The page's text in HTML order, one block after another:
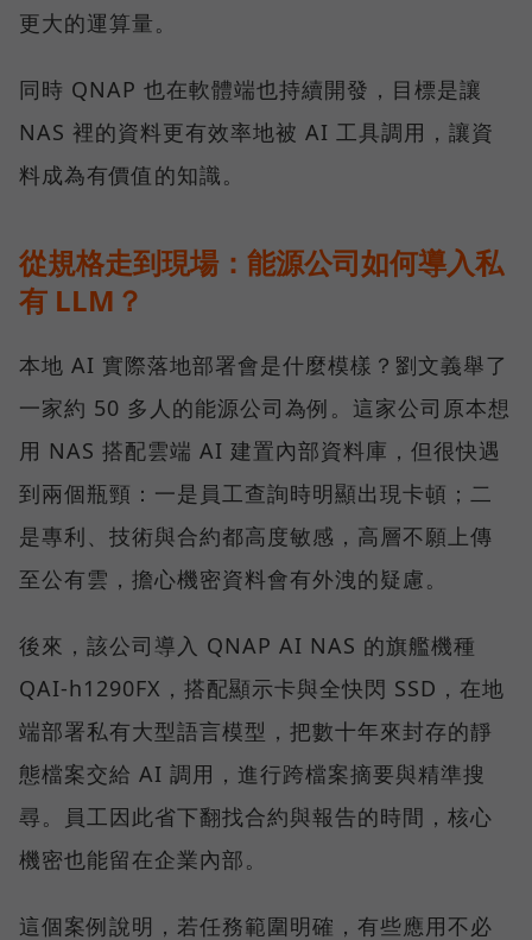
更大的運算量。
同時 QNAP 也在軟體端也持續開發，目標是讓
NAS 裡的資料更有效率地被 AI 工具調用，讓資
料成為有價值的知識。
從規格走到現場：能源公司如何導入私
有 LLM？
本地 AI 實際落地部署會是什麼模樣？劉文義舉了
一家約 50 多人的能源公司為例。這家公司原本想
用 NAS 搭配雲端 AI 建置內部資料庫，但很快遇
到兩個瓶頸：一是員工查詢時明顯出現卡頓；二
是專利、技術與合約都高度敏感，高層不願上傳
至公有雲，擔心機密資料會有外洩的疑慮。
後來，該公司導入 QNAP AI NAS 的旗艦機種
QAI-h1290FX，搭配顯示卡與全快閃 SSD，在地
端部署私有大型語言模型，把數十年來封存的靜
態檔案交給 AI 調用，進行跨檔案摘要與精準搜
尋。員工因此省下翻找合約與報告的時間，核心
機密也能留在企業內部。
這個案例說明，若任務範圍明確，有些應用不必